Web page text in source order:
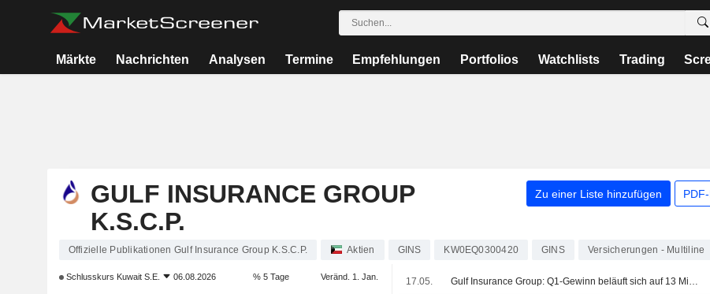
Märkte Nachrichten Analysen Termine Empfehlungen Portfolios Watchlists Trading
GULF INSURANCE GROUP
K.S.C.P.
Zu einer Liste hinzufügen
Offizielle Publikationen Gulf Insurance Group K.S.C.P. Aktien GINS KW0EQ0300420 GINS Versicherungen - Multiline
Schlusskurs Kuwait S.E. 06.08.2026 % 5 Tage Veränd. 1. Jan. 17.05. Gulf Insurance Group: Q1-Gewinn beläuft sich auf 13 Mio. Dinar